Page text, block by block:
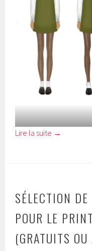
Lire la suite →
SÉLECTION
POUR LE
(GRATUITS